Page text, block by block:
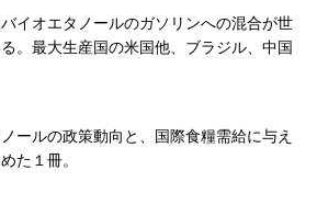
イオエタノールのガソリンへの混合が世
。最大生産国の米国他、ブラジル、中国
ールの政策動向と、国際食糧需給に与え
た１冊。